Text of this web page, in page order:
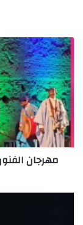
مهرجان
الفنون
الشعبية
بمراكش
يحتفي
بكنوز
الأمس
واليوم
مهرجان